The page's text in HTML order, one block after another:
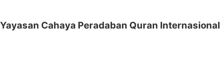
Yayasan Cahaya Peradaban Quran Internasional